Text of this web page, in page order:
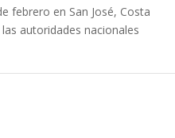
febrero en San José, Costa
autoridades nacionales